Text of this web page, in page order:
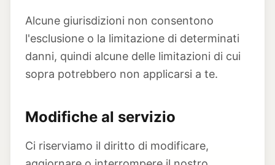
Alcune giurisdizioni non consentono
l'esclusione o la limitazione di determinati
danni, quindi alcune delle limitazioni di cui
sopra potrebbero non applicarsi a te.
Modifiche al servizio
Ci riserviamo il diritto di modificare,